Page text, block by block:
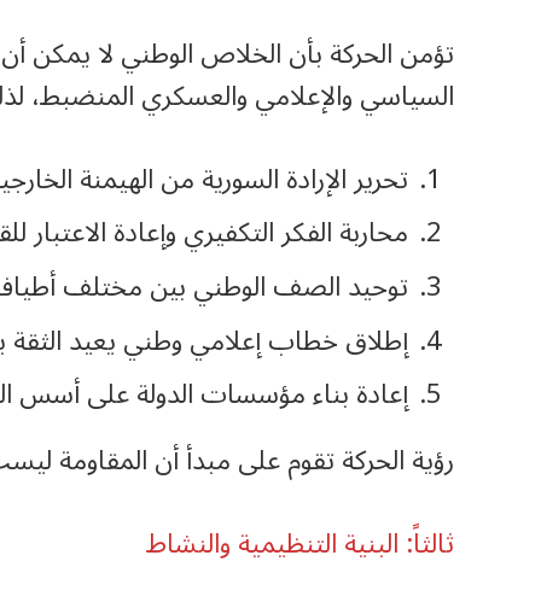
تؤمن الحركة بأن الخلاص الوطني لا
السياسي والإعلامي والعسكري المنضبط،
تحرير الإرادة السورية من الهيمنة
محاربة الفكر التكفيري وإعادة الاعتبار
توحيد الصف الوطني بين مختلف
إطلاق خطاب إعلامي وطني يعيد الثقة
إعادة بناء مؤسسات الدولة على أسس
رؤية الحركة تقوم على مبدأ أن المقاومة
ثالثاً: البنية التنظيمية والنشاط